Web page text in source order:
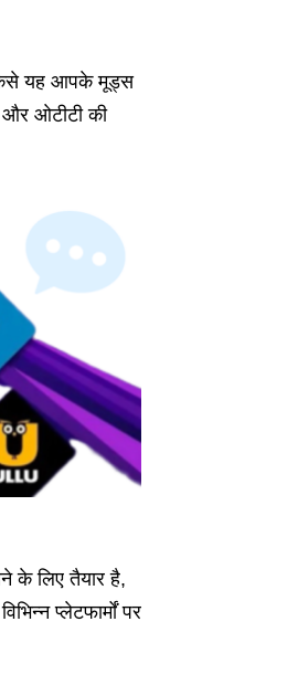
कैसे यह आपके मूड्स
ओटीटी की
के लिए तैयार है,
प्लेटफार्मों पर